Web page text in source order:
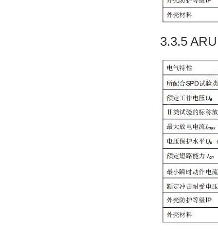
3.3.5